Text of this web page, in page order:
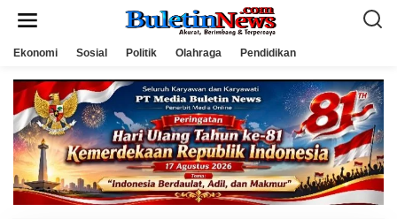
Ekonomi Sosial Politik Olahraga Pendidikan